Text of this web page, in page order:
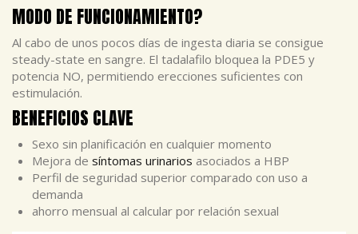
MODO DE FUNCIONAMIENTO?
Al cabo de unos pocos días de ingesta diaria se consigue
steady-state en sangre. El tadalafilo bloquea la PDE5 y
potencia NO, permitiendo erecciones suficientes con
estimulación.
BENEFICIOS CLAVE
Sexo sin planificación en cualquier momento
Mejora de síntomas urinarios asociados a HBP
Perfil de seguridad superior comparado con uso a
demanda
ahorro mensual al calcular por relación sexual